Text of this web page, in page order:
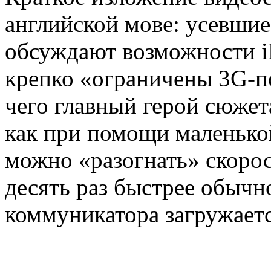
английской мове:
обсуждают возможности
крепко «ограничены
чего главный герой
как при помощи
можно «разогнать»
десять раз быстрее
коммуникатора